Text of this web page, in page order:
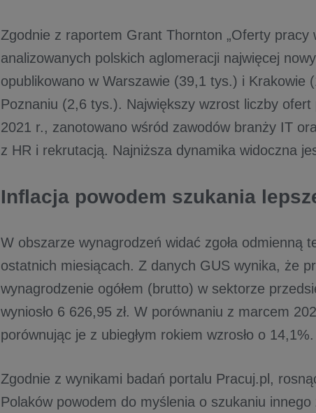
Zgodnie z raportem Grant Thornton „Oferty pracy
analizowanych polskich aglomeracji najwięcej
opublikowano w Warszawie (39,1 tys.) i Krakowie
Poznaniu (2,6 tys.). Największy wzrost liczby
2021 r., zanotowano wśród zawodów branży IT
z HR i rekrutacją. Najniższa dynamika widoczna
Inflacja powodem szukania
W obszarze wynagrodzeń widać zgoła odmienną
ostatnich miesiącach. Z danych GUS wynika, że
wynagrodzenie ogółem (brutto) w sektorze
wyniosło 6 626,95 zł. W porównaniu z marcem
porównując je z ubiegłym rokiem wzrosło o 14,1%.
Zgodnie z wynikami badań portalu Pracuj.pl,
Polaków powodem do myślenia o szukaniu